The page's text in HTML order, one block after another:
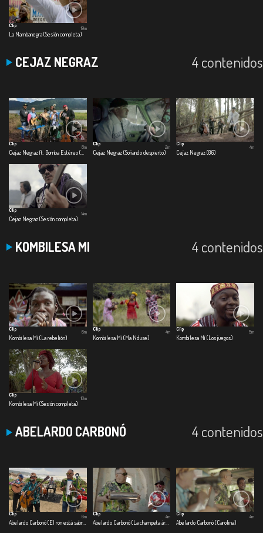
Clip
La Mambanegra (Sesión completa)
19m
CEJAZ NEGRAZ 4 contenidos
Clip
Cejaz Negraz ft. Bomba Estéreo (El Preso)
8m
Clip
Cejaz Negraz (Soñando despierto)
2m
Clip
Cejaz Negraz (8G)
4m
Clip
Cejaz Negraz (Sesión completa)
14m
KOMBILESA MI 4 contenidos
Clip
Kombilesa Mí (La rebelión)
6m
Clip
Kombilesa Mí (Ma Nduse)
4m
Clip
Kombilesa Mí (Los juegos)
5m
Clip
Kombilesa Mí (Sesión completa)
18m
ABELARDO CARBONÓ 4 contenidos
Clip
6m
Clip
Abelardo Carbonó (La champeta árabe)
4m
Clip
Abelardo Carbonó (Carolina)
4m